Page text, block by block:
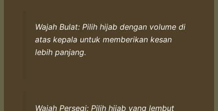
Wajah Bulat: Pilih hijab dengan volume di
atas kepala untuk memberikan kesan
lebih panjang.
Wajah Persegi: Pilih hijab yang lembut